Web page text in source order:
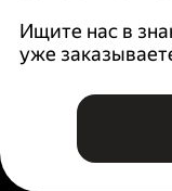
Ищите нас в
уже